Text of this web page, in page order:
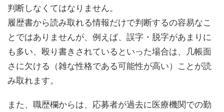
判断しなくてはなりません。
履歴書から読み取れる情報だけで判断するの容易なこ
とではありませんが、例えば、誤字・脱字があまりに
も多い、殴り書きされているといった場合は、几帳面
さに欠ける（雑な性格である可能性が高い）ことが読
み取れます。
また、職歴欄からは、応募者が過去に医療機関での勤